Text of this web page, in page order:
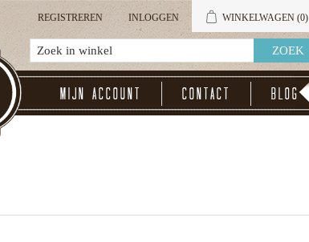
REGISTREREN INLOGGEN WINKELWAGEN (0)
Mijn account Contact Blog